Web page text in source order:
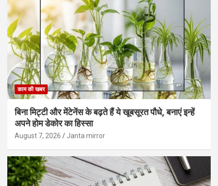
काम की खबर
बिना मिट्टी और मेंटेनेंस के बढ़ते हैं ये खूबसूरत पौधे, बनाएं इन्‍हें
अपने होम डेकोर का हिस्‍सा
August 7, 2026 Janta mirror